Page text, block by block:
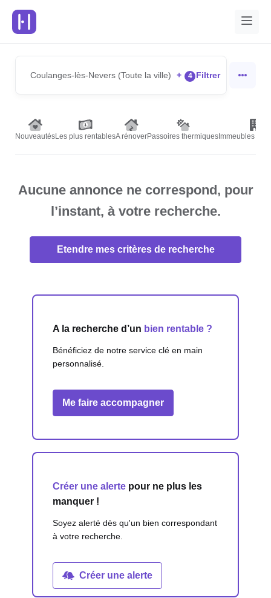
Coulanges-lès-Nevers (Toute la ville) + 4 Filtrer
NouveautésLes plus rentablesA rénoverPassoires thermiques Immeubles de
Aucune annonce ne correspond, pour
l’instant, à votre recherche.
Etendre mes critères de recherche
A la recherche d’un bien rentable ?
Bénéficiez de notre service clé en main
personnalisé.
Me faire accompagner
Créer une alerte pour ne plus les
manquer !
Soyez alerté dès qu'un bien correspondant
à votre recherche.
Créer une alerte